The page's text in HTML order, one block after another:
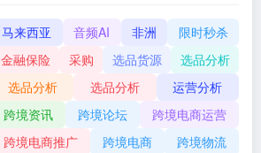
马来西亚 音频AI 非洲
限时秒杀
金融保险
采购 选品货源
选品分析
选品分析
选品分析
运营分析
跨境资讯
跨境论坛
跨境电商运营
跨境电商推广
跨境电商
跨境物流